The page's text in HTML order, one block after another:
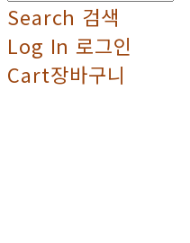
Search 검색
Log In 로그인
Cart장바구니